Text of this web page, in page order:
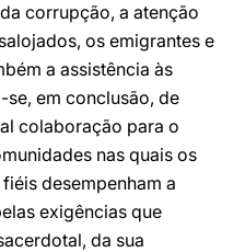
corrupção, a atenção
os emigrantes e
a assistência às
se, em conclusão, de
colaboração para o
nas quais os
desempenham a
exigências que
da sua